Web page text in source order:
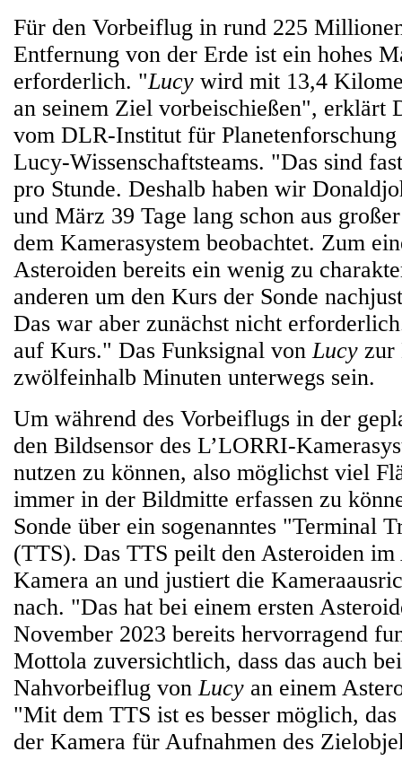
Für den Vorbeiflug in rund 225
Entfernung von der Erde ist ein hohes
erforderlich. "Lucy wird mit 13,4
an seinem Ziel vorbeischießen", erklärt
vom DLR-Institut für
Lucy-Wissenschaftsteams. "Das sind
pro Stunde. Deshalb haben wir
und März 39 Tage lang schon aus
dem Kamerasystem beobachtet. Zum
Asteroiden bereits ein wenig zu
anderen um den Kurs der Sonde
Das war aber zunächst nicht
auf Kurs." Das Funksignal vonLucy zur
zwölfeinhalb Minuten unterwegs sein.
Um während des Vorbeiflugs in der
den Bildsensor des L’LORRI-
nutzen zu können, also möglichst viel
immer in der Bildmitte erfassen zu
Sonde über ein sogenanntes "Terminal
(TTS). Das TTS peilt den Asteroiden
Kamera an und justiert die
nach. "Das hat bei einem ersten
November 2023 bereits hervorragend
Mottola zuversichtlich, dass das auch
Nahvorbeiflug vonLucy an einem
"Mit dem TTS ist es besser möglich,
der Kamera für Aufnahmen des